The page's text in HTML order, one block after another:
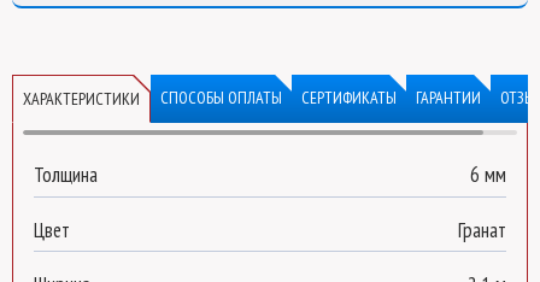
ХАРАКТЕРИСТИКИ СПОСОБЫ ОПЛАТЫ СЕРТИФИКАТЫ ГАРАНТИИ
Толщина 6 мм
Цвет Гранат